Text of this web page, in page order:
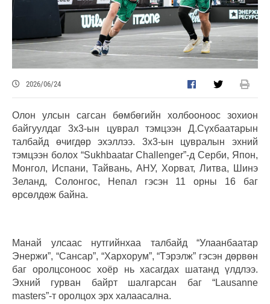
2026/06/24
Олон улсын сагсан бөмбөгийн холбооноос зохион
байгуулдаг 3х3-ын цуврал тэмцээн Д.Сүхбаатарын
талбайд өчигдөр эхэллээ. 3х3-ын цувралын эхний
тэмцээн болох “Sukhbaatar Challenger”-д Серби, Япон,
Монгол, Испани, Тайвань, АНУ, Хорват, Литва, Шинэ
Зеланд, Солонгос, Непал гэсэн 11 орны 16 баг
өрсөлдөж байна.
Манай улсаас нутгийнхаа талбайд “Улаанбаатар
Энержи”, “Сансар”, “Хархорум”, “Тэрэлж” гэсэн дөрвөн
баг оролцсоноос хоёр нь хасагдах шатанд үлдлээ.
Эхний гурван байрт шалгарсан баг “Lausanne
masters”-т оролцох эрх халаасална.